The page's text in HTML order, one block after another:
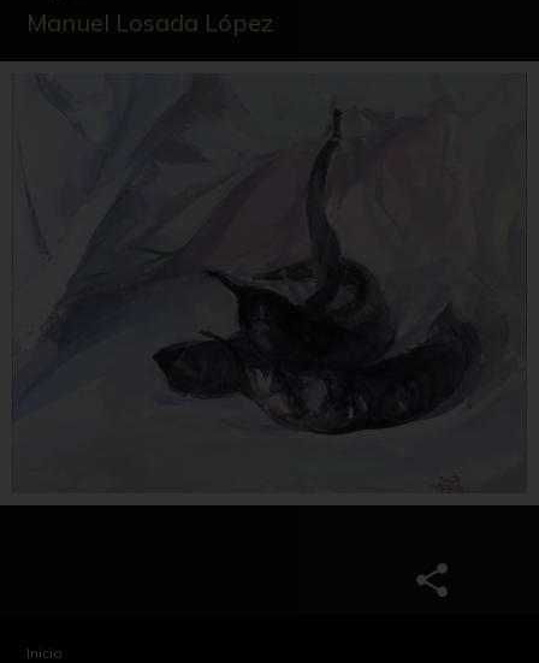
Manuel Losada López
Inicio